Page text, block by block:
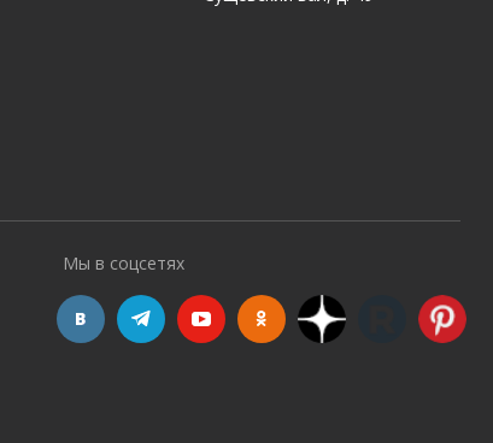
Мы в соцсетях